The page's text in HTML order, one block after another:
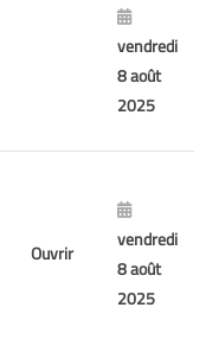
vendredi
8 août
2025
Ouvrir
vendredi
8 août
2025